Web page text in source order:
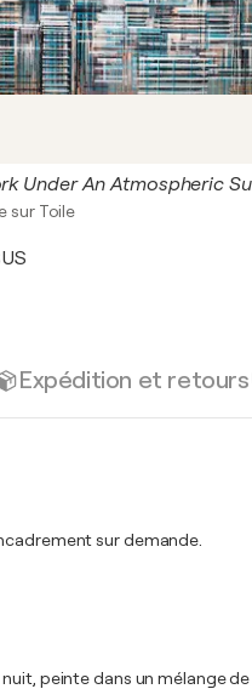
Under An Atmospheric
sur Toile
Expédition et retours
sur demande.
peinte dans un mélange